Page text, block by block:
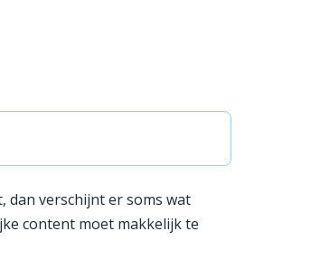
dan verschijnt er soms wat
content moet makkelijk te